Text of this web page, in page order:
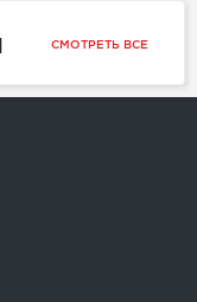
СМОТРЕТЬ ВСЕ